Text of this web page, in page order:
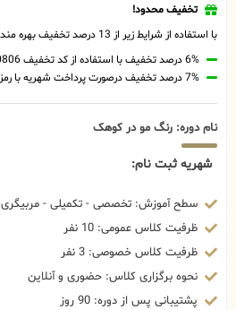
تخفیف محدود!
با استفاده از شرایط زیر از 13 درصد تخفیف بهره مند شوید.
6% درصد تخفیف با استفاده از کد تخفیف 20806
7% درصد تخفیف درصورت پرداخت شهریه با رمزارز
نام دوره: رنگ مو در کوهک
شهریه ثبت نام:
سطح آموزش: تخصصی - تکمیلی - مربیگری
ظرفیت کلاس عمومی: 10 نفر
ظرفیت کلاس خصوصی: 3 نفر
نحوه برگزاری کلاس: حضوری و آنلاین
پشتیبانی پس از دوره: 90 روز